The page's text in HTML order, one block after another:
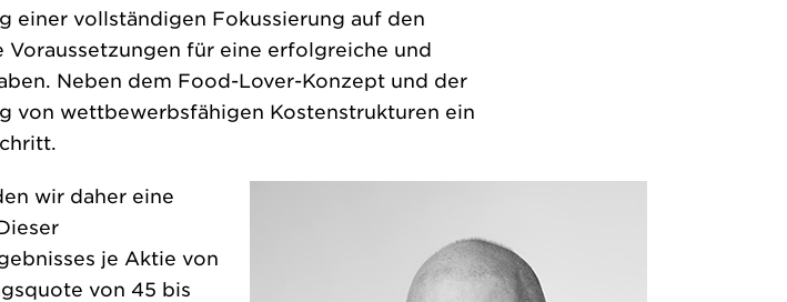
einer vollständigen Fokussierung auf den
für eine erfolgreiche und
Neben dem Food-Lover-Konzept und der
von wettbewerbsfähigen Kostenstrukturen ein
wir daher eine
je Aktie von
von 45 bis